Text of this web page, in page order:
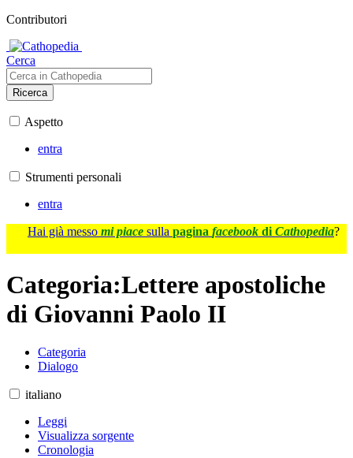
Contributori
Cerca
Ricerca
Aspetto
entra
Strumenti personali
entra
Hai già messo mi piace sulla pagina facebook di Cathopedia?
Categoria:Lettere apostoliche
di Giovanni Paolo II
Categoria
Dialogo
italiano
Leggi
Visualizza sorgente
Cronologia